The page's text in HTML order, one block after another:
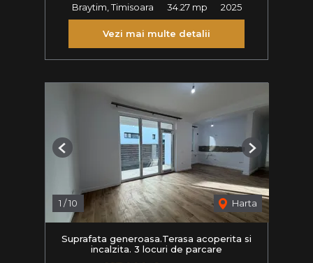
Braytim, Timisoara
34.27 mp 2025
Vezi mai multe detalii
1 /10 Harta
Previous Next
Suprafata generoasa.Terasa acoperita si
incalzita. 3 locuri de parcare